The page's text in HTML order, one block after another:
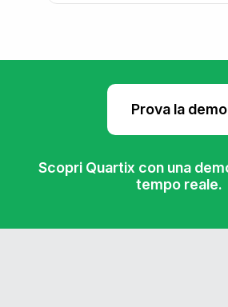
Prova la demo
Scopri Quartix con una
tempo reale.